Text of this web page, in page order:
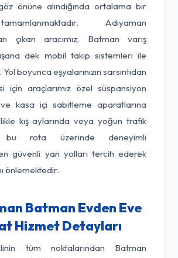
önüne alındığında ortalama bir
Adıyaman
çıkan aracımız, Batman varış
dek mobil takip sistemleri ile
boyunca eşyalarınızın sarsıntıdan
için araçlarımız özel süspansiyon
kasa içi sabitleme aparatlarına
kış aylarında veya yoğun trafik
bu rota üzerinde deneyimli
güvenli yan yolları tercih ederek
önlemektedir.
Batman Evden Eve
Hizmet Detayları
tüm noktalarından Batman